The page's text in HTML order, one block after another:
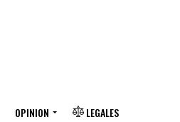
OPINION LEGALES